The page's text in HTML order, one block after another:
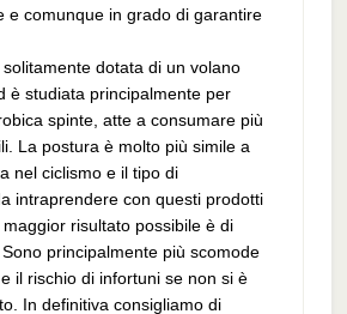
e comunque in grado di garantire
dotata di un volano
è studiata principalmente per
spinte, atte a consumare più
La postura è molto più simile a
nel ciclismo e il tipo di
intraprendere con questi prodotti
risultato possibile è di
principalmente più scomode
il rischio di infortuni se non si è
In definitiva consigliamo di